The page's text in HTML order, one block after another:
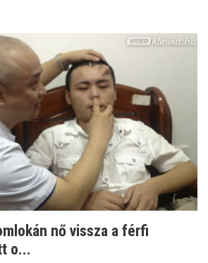
nő vissza a férfi
o...